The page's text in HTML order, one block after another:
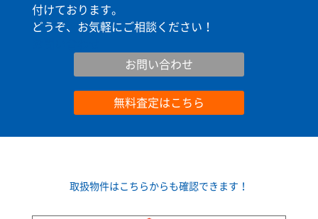
付けております。
どうぞ、お気軽にご相談ください！
お問い合わせ
無料査定はこちら
取扱物件はこちらからも確認できます！